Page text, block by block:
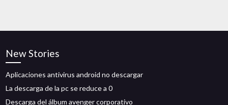
New Stories
Aplicaciones antivirus android no descargar
La descarga de la pc se reduce a 0
Descarga del álbum avenger corporativo